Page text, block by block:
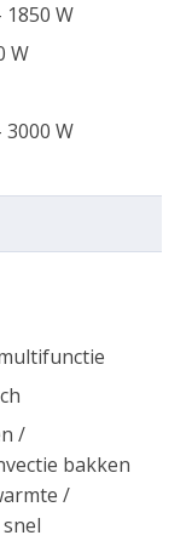
1850 W
W
3000 W
/
bakken
/